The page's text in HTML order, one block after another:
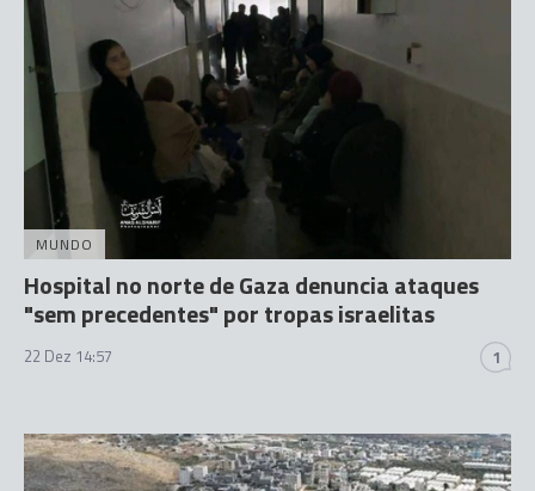
MUNDO
Hospital no norte de Gaza denuncia ataques
"sem precedentes" por tropas israelitas
22 Dez 14:57 1